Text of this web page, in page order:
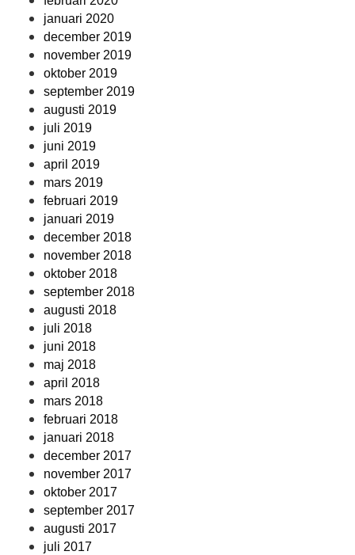
januari 2020
december 2019
november 2019
oktober 2019
september 2019
augusti 2019
juli 2019
juni 2019
april 2019
mars 2019
februari 2019
januari 2019
december 2018
november 2018
oktober 2018
september 2018
augusti 2018
juli 2018
juni 2018
maj 2018
april 2018
mars 2018
februari 2018
januari 2018
december 2017
november 2017
oktober 2017
september 2017
augusti 2017
juli 2017